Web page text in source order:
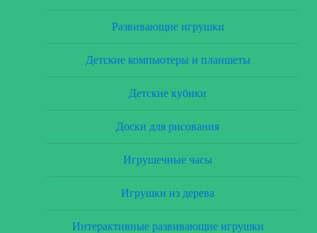
Развивающие игрушки
Детские компьютеры и планшеты
Детские кубики
Доски для рисования
Игрушечные часы
Игрушки из дерева
Интерактивные развивающие игрушки